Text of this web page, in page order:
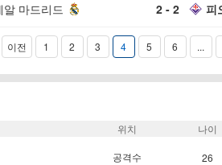
알 마드리드 2 - 2 피
이전 1 2 3 4 5 6 ...
위치 나이
공격수 26